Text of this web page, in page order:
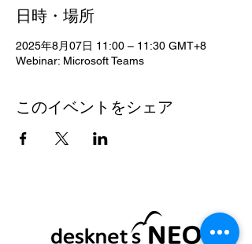
日時・場所
2025年8月07日 11:00 – 11:30 GMT+8
Webinar: Microsoft Teams
このイベントをシェア